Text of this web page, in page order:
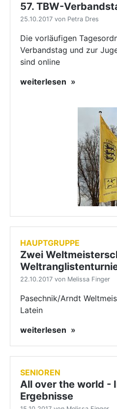
57. TBW-
25.10.2017 von Petra Dres
Die vorläufigen
Verbandstag und zur
sind online
weiterlesen
HAUPTGRUPPE
Zwei
22.10.2017 von Melissa Finger
Pasechnik/Arndt
Latein
weiterlesen
SENIOREN
All over the world -
Ergebnisse